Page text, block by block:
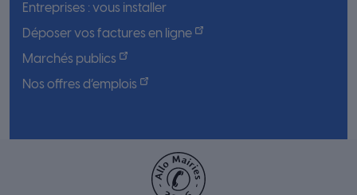
Entreprises : vous installer
Déposer vos factures en ligne
Marchés publics
Nos offres d’emplois